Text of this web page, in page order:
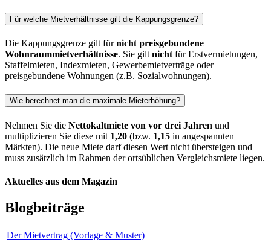
Für welche Mietverhältnisse gilt die Kappungsgrenze?
Die Kappungsgrenze gilt fürnicht preisgebundene
Wohnraummietverhältnisse. Sie gilt nicht für Erstvermietungen,
Staffelmieten, Indexmieten, Gewerbemietverträge oder
preisgebundene Wohnungen (z.B. Sozialwohnungen).
Wie berechnet man die maximale Mieterhöhung?
Nehmen Sie die Nettokaltmiete von vor drei Jahren und
multiplizieren Sie diese mit 1,20 (bzw. 1,15 in angespannten
Märkten). Die neue Miete darf diesen Wert nicht übersteigen und
muss zusätzlich im Rahmen der ortsüblichen Vergleichsmiete liegen.
Aktuelles aus dem Magazin
Blogbeiträge
Der Mietvertrag (Vorlage & Muster)